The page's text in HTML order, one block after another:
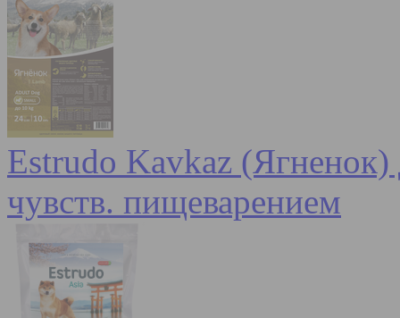
Estrudo Kavkaz (Ягненок)
чувств. пищеварением